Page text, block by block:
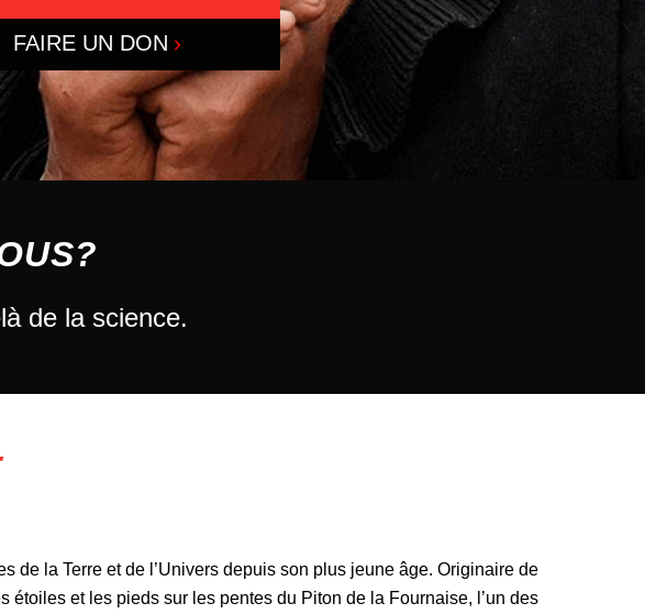
FAIRE UN DON
de la science.
de la Terre et de l’Univers depuis son plus jeune âge. Originaire de
étoiles et les pieds sur les pentes du Piton de la Fournaise, l’un des